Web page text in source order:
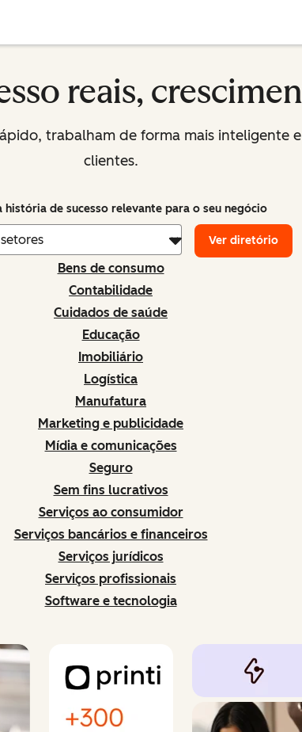
reais,
trabalham de forma mais inteligente
clientes.
história de sucesso relevante para o seu negócio
Ver diretório
Bens de consumo
Contabilidade
Cuidados de saúde
Educação
Imobiliário
Logística
Manufatura
Marketing e publicidade
Mídia e comunicações
Seguro
Sem fins lucrativos
Serviços ao consumidor
Serviços bancários e financeiros
Serviços jurídicos
Serviços profissionais
Software e tecnologia